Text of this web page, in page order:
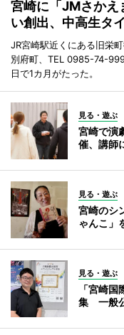
宮崎に「JMさか
い創出、中高生タ
JR宮崎駅近くにある旧栄
別府町、TEL 0985-74-
日で1カ月がたった。
見る・遊ぶ
宮崎で演
催、講師
見る・遊ぶ
宮崎のシ
ゃんこ」
見る・遊ぶ
「宮崎
集 一般